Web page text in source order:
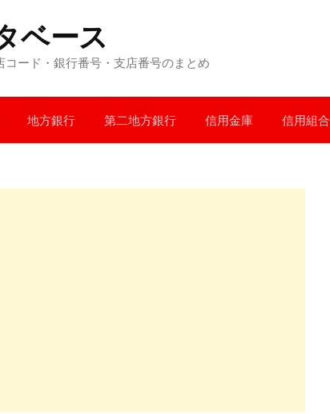
ベース
ード・銀行番号・支店番号のまとめ
地方銀行 第二地方銀行 信用金庫 信用組合